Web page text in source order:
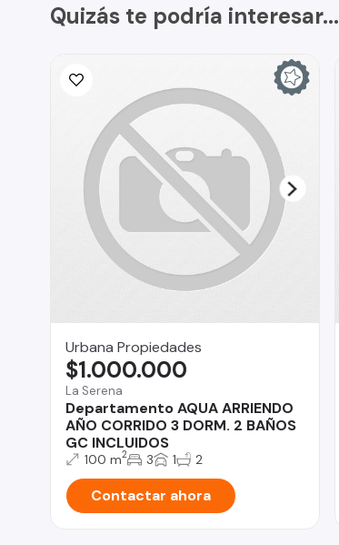
Quizás te podría interesar...
Urbana Propiedades
La Serena
Departamento AQUA ARRIENDO
AÑO CORRIDO 3 DORM. 2 BAÑOS
GC INCLUIDOS
$1.000.000
100 m2 3 1 2
Contactar ahora